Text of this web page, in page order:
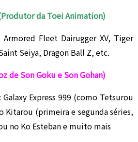
da Toei Animation)
Armored Fleet Dairugger XV, Tiger
Seiya, Dragon Ball Z, etc.
de Son Goku e Son Gohan)
Express 999 (como Tetsurou
Kitarou (primeira e segunda séries,
no Ko Esteban e muito mais